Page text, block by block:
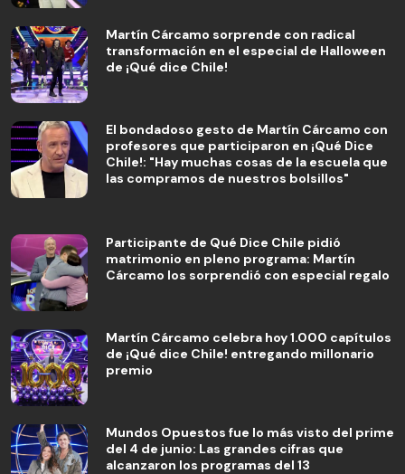
Martín Cárcamo sorprende con radical
transformación en el especial de Halloween
de ¡Qué dice Chile!
El bondadoso gesto de Martín Cárcamo con
profesores que participaron en ¡Qué Dice
Chile!: "Hay muchas cosas de la escuela que
las compramos de nuestros bolsillos"
Participante de Qué Dice Chile pidió
matrimonio en pleno programa: Martín
Cárcamo los sorprendió con especial regalo
Martín Cárcamo celebra hoy 1.000 capítulos
de ¡Qué dice Chile! entregando millonario
premio
Mundos Opuestos fue lo más visto del prime
del 4 de junio: Las grandes cifras que
alcanzaron los programas del 13